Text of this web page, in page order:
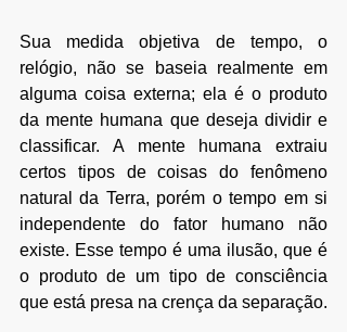
Sua medida objetiva de tempo, o
relógio, não se baseia realmente em
alguma coisa externa; ela é o produto
da mente humana que deseja dividir e
classificar. A mente humana extraiu
certos tipos de coisas do fenômeno
natural da Terra, porém o tempo em si
independente do fator humano não
existe. Esse tempo é uma ilusão, que é
o produto de um tipo de consciência
que está presa na crença da separação.